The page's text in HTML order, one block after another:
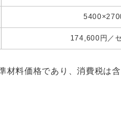
174,600円／
材料価格であり、消費税は含